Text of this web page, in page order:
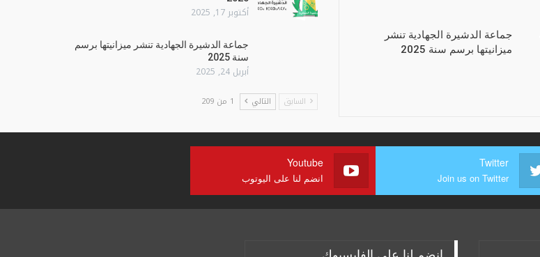
جماعة الدشيرة الجهادية تنشر
ميزانيتها برسم سنة 2025
أكتوبر 17, 2025
جماعة الدشيرة الجهادية تنشر ميزانيتها برسم
سنة 2025
أبريل 24, 2025
السابق التالي 1 من 209
Twitter
Join us on Twitter
Youtube
انضم لنا على اليوتوب